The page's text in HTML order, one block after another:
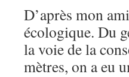
D’après mon
écologique. Du
la voie de la
mètres, on a eu